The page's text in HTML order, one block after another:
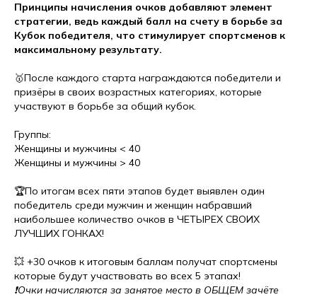
Принципы начисления очков добавляют элемент
стратегии, ведь каждый балл на счету в борьбе за
Кубок победителя, что стимулирует спортсменов к
максимальному результату.
🥇После каждого старта награждаются победители и
призёры в своих возрастных категориях, которые
участвуют в борьбе за общий кубок.
Группы:
Женщины и мужчины < 40
Женщины и мужчины > 40
🏆По итогам всех пяти этапов будет выявлен один
победитель среди мужчин и женщин набравший
наибольшее количество очков в ЧЕТЫРЕХ СВОИХ
ЛУЧШИХ ГОНКАХ!
💥 +30 очков к итоговым баллам получат спортсмены
которые будут участвовать во всех 5 этапах!
❗️Очки начисляются за занятое место в ОБЩЕМ зачёте